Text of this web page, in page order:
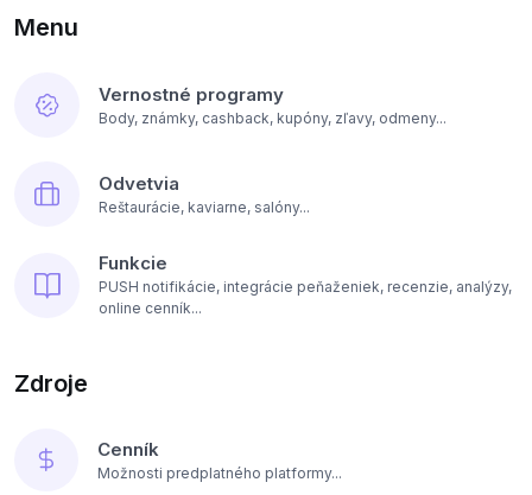
Menu
Vernostné programy
Body, známky, cashback, kupóny, zľavy, odmeny...
Odvetvia
Reštaurácie, kaviarne, salóny...
Funkcie
PUSH notifikácie, integrácie peňaženiek, recenzie, analýzy,
online cenník...
Zdroje
Cenník
Možnosti predplatného platformy...